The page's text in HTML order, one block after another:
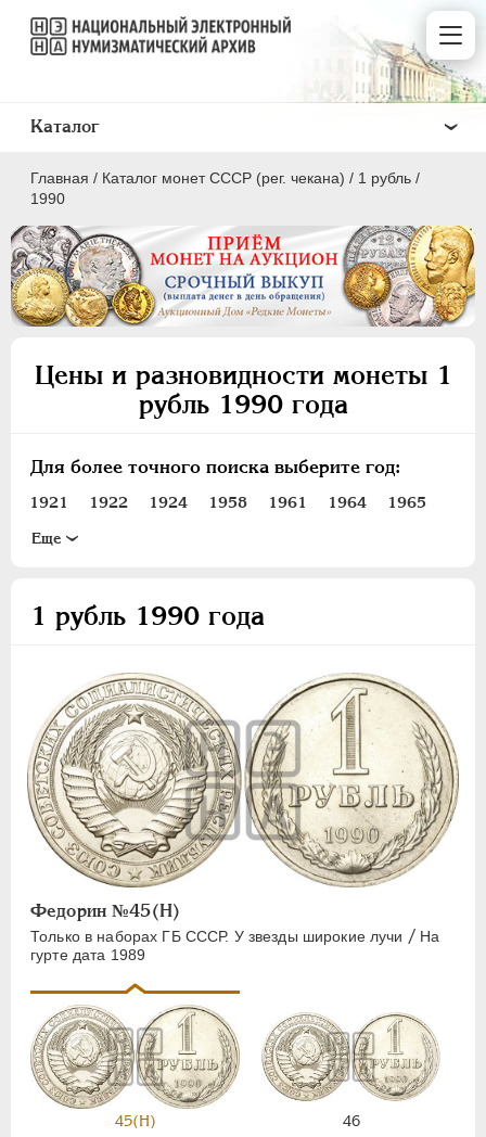
Главная / Каталог монет СССР (рег. чекана) / 1 рубль /
1990
Цены и разновидности монеты 1
рубль 1990 года
Для более точного поиска выберите год:
Eще
1921 1922 1924 1958 1961 1964
1965
1966
1981
1987
1990
1 рубль 1990 года
Федорин №45(Н)
Только в наборах ГБ СССР. У звезды широкие лучи /На
гурте дата 1989
45(Н) 46
Каталог
ПОЛКОПЕЙКИ
2 КОПЕЙКИ
10 КОПЕЕК
15 КОПЕЕК
20 КОПЕЕК
1 РУБЛЬ
3 РУБЛЯ
5 РУБЛЕЙ
10 РУБЛЕЙ
ЧЕРВОНЕЦ